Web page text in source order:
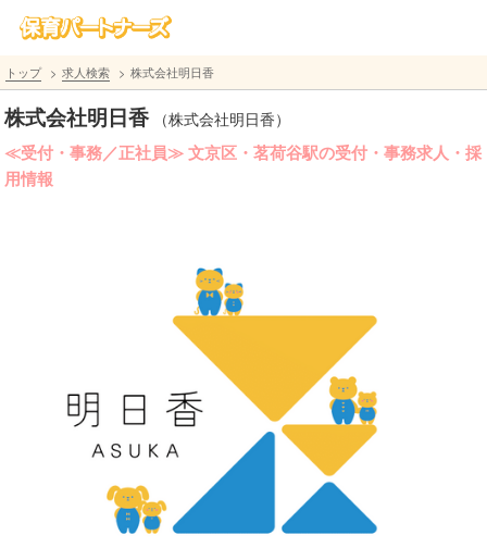
トップ 求人検索 株式会社明日香
株式会社明日香 （株式会社明日香）
≪受付・事務／正社員≫ 文京区・茗荷谷駅の受付・事務求人・採
用情報